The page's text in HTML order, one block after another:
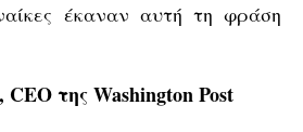
έκαναν αυτή τη φράση
της Washington Post